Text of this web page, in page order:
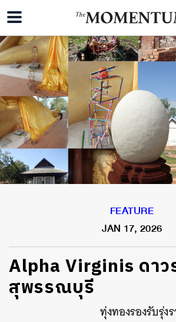
FEATURE
JAN 17, 2026
Alpha Virginis ดาว
สุพรรณบุรี
ทุ่งทองรองรับรุ่ง